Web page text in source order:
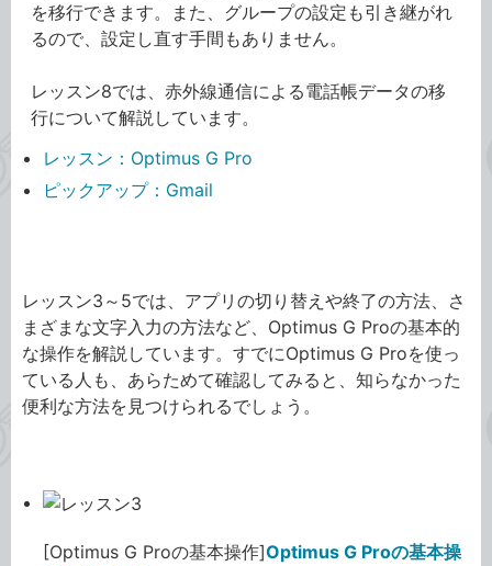
を移行できます。また、グループの設定も引き継がれ
るので、設定し直す手間もありません。
レッスン8では、赤外線通信による電話帳データの移
行について解説しています。
レッスン：Optimus G Pro
ピックアップ：Gmail
レッスン3～5では、アプリの切り替えや終了の方法、さ
まざまな文字入力の方法など、Optimus G Proの基本的
な操作を解説しています。すでにOptimus G Proを使っ
ている人も、あらためて確認してみると、知らなかった
便利な方法を見つけられるでしょう。
[Optimus G Proの基本操作]Optimus G Proの基本操